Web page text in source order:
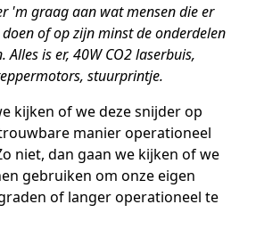
'm graag aan wat mensen die er
of op zijn minst de onderdelen
is er, 40W CO2 laserbuis,
stuurprintje.
kijken of we deze snijder op
manier operationeel
niet, dan gaan we kijken of we
gebruiken om onze eigen
of langer operationeel te